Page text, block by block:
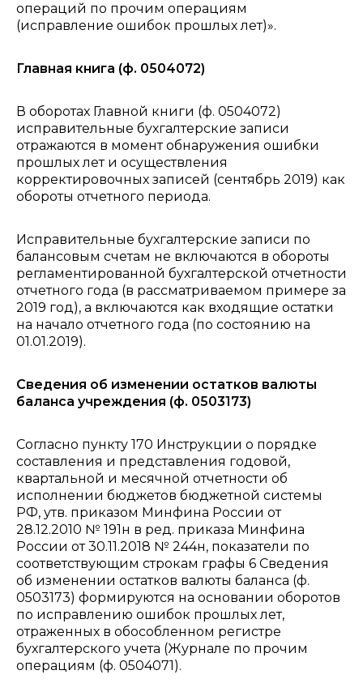
операций по прочим операциям
(исправление ошибок прошлых лет)».
Главная книга (ф. 0504072)
В оборотах Главной книги (ф. 0504072)
исправительные бухгалтерские записи
отражаются в момент обнаружения ошибки
прошлых лет и осуществления
корректировочных записей (сентябрь 2019) как
обороты отчетного периода.
Исправительные бухгалтерские записи по
балансовым счетам не включаются в обороты
регламентированной бухгалтерской отчетности
отчетного года (в рассматриваемом примере за
2019 год), а включаются как входящие остатки
на начало отчетного года (по состоянию на
01.01.2019).
Сведения об изменении остатков валюты
баланса учреждения (ф. 0503173)
Согласно пункту 170 Инструкции о порядке
составления и представления годовой,
квартальной и месячной отчетности об
исполнении бюджетов бюджетной системы
РФ, утв. приказом Минфина России от
28.12.2010 № 191н в ред. приказа Минфина
России от 30.11.2018 № 244н, показатели по
соответствующим строкам графы 6 Сведения
об изменении остатков валюты баланса (ф.
0503173) формируются на основании оборотов
по исправлению ошибок прошлых лет,
отраженных в обособленном регистре
бухгалтерского учета (Журнале по прочим
операциям (ф. 0504071).